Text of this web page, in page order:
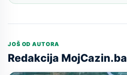
JOŠ OD AUTORA
Redakcija MojCazin.ba